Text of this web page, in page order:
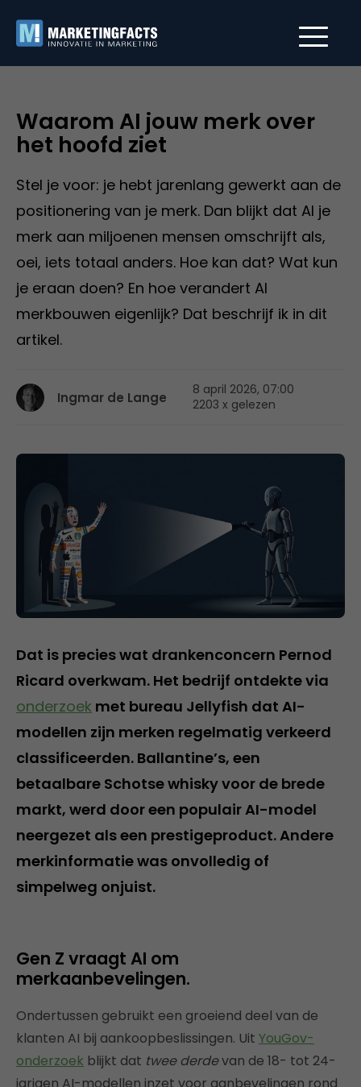
Waarom AI jouw merk over
het hoofd ziet
Stel je voor: je hebt jarenlang gewerkt aan de
positionering van je merk. Dan blijkt dat AI je
merk aan miljoenen mensen omschrijft als,
oei, iets totaal anders. Hoe kan dat? Wat kun
je eraan doen? En hoe verandert AI
merkbouwen eigenlijk? Dat beschrijf ik in dit
artikel.
Ingmar de Lange
8 april 2026, 07:00
2203 x gelezen
Dat is precies wat drankenconcern Pernod
Ricard overkwam. Het bedrijf ontdekte via
onderzoek met bureau Jellyfish dat AI-
modellen zijn merken regelmatig verkeerd
classificeerden. Ballantine’s, een
betaalbare Schotse whisky voor de brede
markt, werd door een populair AI-model
neergezet als een prestigeproduct. Andere
merkinformatie was onvolledig of
simpelweg onjuist.
Gen Z vraagt AI om
merkaanbevelingen.
Ondertussen gebruikt een groeiend deel van de
klanten AI bij aankoopbeslissingen. Uit YouGov-
onderzoek blijkt dat twee derdevan de 18- tot 24-